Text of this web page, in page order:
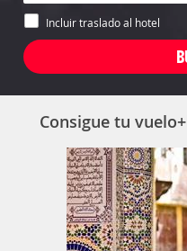
Incluir traslado al hotel
Consigue tu